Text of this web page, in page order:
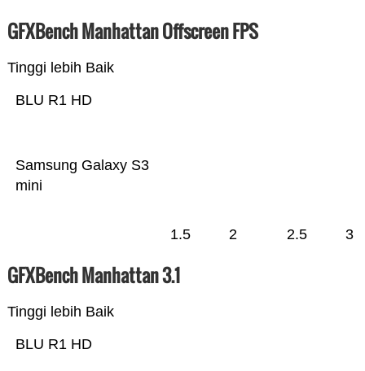
GFXBench Manhattan Offscreen FPS
Tinggi lebih Baik
Samsung Galaxy S3
mini
BLU R1 HD
1.5 2 2.5 3
GFXBench Manhattan 3.1
Tinggi lebih Baik
BLU R1 HD